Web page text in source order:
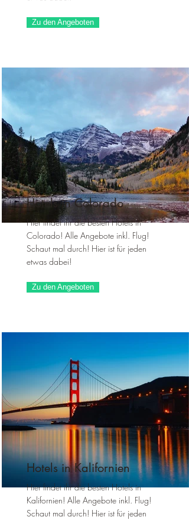
Zu den Angeboten
Hotels in Colorado
Hier findet ihr die besten Hotels in
Colorado! Alle Angebote inkl. Flug!
Schaut mal durch! Hier ist für jeden
etwas dabei!
Zu den Angeboten
Hotels in Kalifornien
Hier findet ihr die besten Hotels in
Kalifornien! Alle Angebote inkl. Flug!
Schaut mal durch! Hier ist für jeden